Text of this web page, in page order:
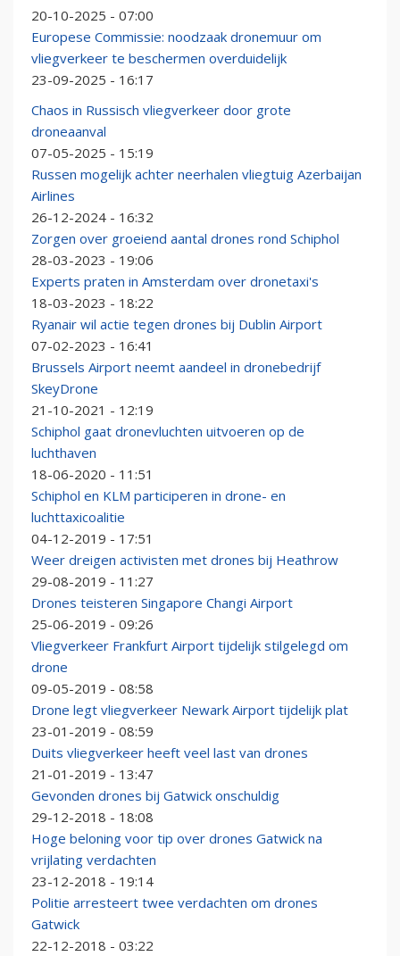
20-10-2025 - 07:00
Europese Commissie: noodzaak dronemuur om
vliegverkeer te beschermen overduidelijk
23-09-2025 - 16:17
Chaos in Russisch vliegverkeer door grote
droneaanval
07-05-2025 - 15:19
Russen mogelijk achter neerhalen vliegtuig Azerbaijan
Airlines
26-12-2024 - 16:32
Zorgen over groeiend aantal drones rond Schiphol
28-03-2023 - 19:06
Experts praten in Amsterdam over dronetaxi's
18-03-2023 - 18:22
Ryanair wil actie tegen drones bij Dublin Airport
07-02-2023 - 16:41
Brussels Airport neemt aandeel in dronebedrijf
SkeyDrone
21-10-2021 - 12:19
Schiphol gaat dronevluchten uitvoeren op de
luchthaven
18-06-2020 - 11:51
Schiphol en KLM participeren in drone- en
luchttaxicoalitie
04-12-2019 - 17:51
Weer dreigen activisten met drones bij Heathrow
29-08-2019 - 11:27
Drones teisteren Singapore Changi Airport
25-06-2019 - 09:26
Vliegverkeer Frankfurt Airport tijdelijk stilgelegd om
drone
09-05-2019 - 08:58
Drone legt vliegverkeer Newark Airport tijdelijk plat
23-01-2019 - 08:59
Duits vliegverkeer heeft veel last van drones
21-01-2019 - 13:47
Gevonden drones bij Gatwick onschuldig
29-12-2018 - 18:08
Hoge beloning voor tip over drones Gatwick na
vrijlating verdachten
23-12-2018 - 19:14
Politie arresteert twee verdachten om drones
Gatwick
22-12-2018 - 03:22